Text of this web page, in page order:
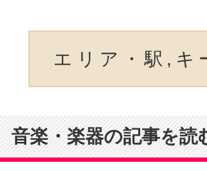
エリア・駅,キ
音楽・楽器の記事を読